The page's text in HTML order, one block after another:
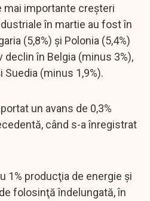
mai importante creşteri
în martie au fost în
(5,8%) şi Polonia (5,4%)
în Belgia (minus 3%),
Suedia (minus 1,9%).
un avans de 0,3%
când s-a înregistrat
1% producţia de energie şi
folosinţă îndelungată, în